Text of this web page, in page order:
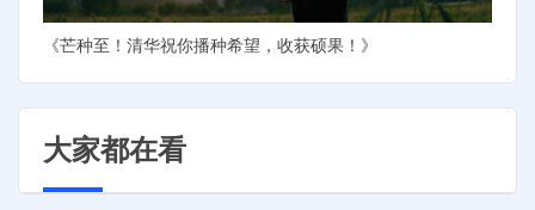
《芒种至！清华祝你播种希望，收获硕果！》
大家都在看